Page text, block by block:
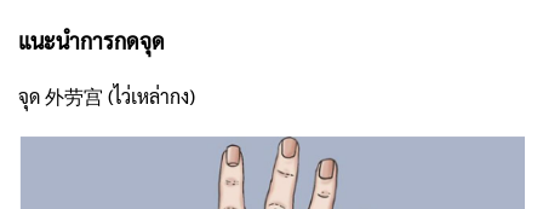
แนะนำการกดจุด
จุด 外劳宫 (ไว่เหล่ากง)